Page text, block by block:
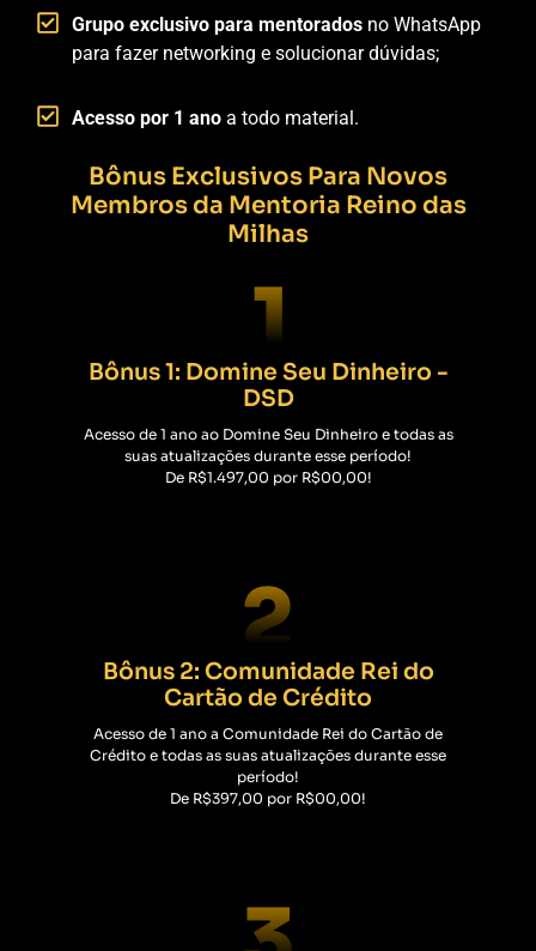
Grupo exclusivo para mentorados no WhatsApp
para fazer networking e solucionar dúvidas;
Acesso por 1 ano a todo material.
Bônus Exclusivos Para Novos
Membros da Mentoria Reino das
Milhas
Bônus 1: Domine Seu Dinheiro -
DSD
Acesso de 1 ano ao Domine Seu Dinheiro e todas as
suas atualizações durante esse período!
De R$1.497,00 por R$00,00!
Bônus 2: Comunidade Rei do
Cartão de Crédito
Acesso de 1 ano a Comunidade Rei do Cartão de
Crédito e todas as suas atualizações durante esse
período!
De R$397,00 por R$00,00!